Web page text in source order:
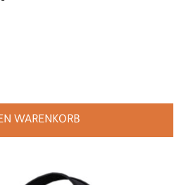
WARENKORB